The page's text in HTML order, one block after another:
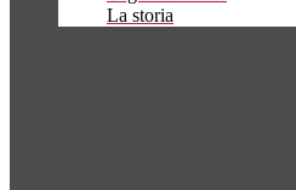
La storia